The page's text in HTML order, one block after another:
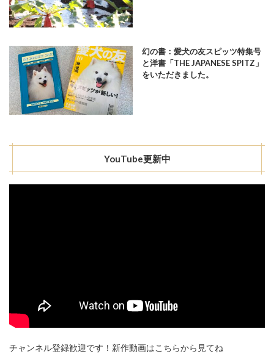
幻の書：愛犬の友スピッツ特集号
と洋書「THE JAPANESE SPITZ」
をいただきました。
YouTube更新中
チャンネル登録歓迎です！新作動画はこちらから見てね